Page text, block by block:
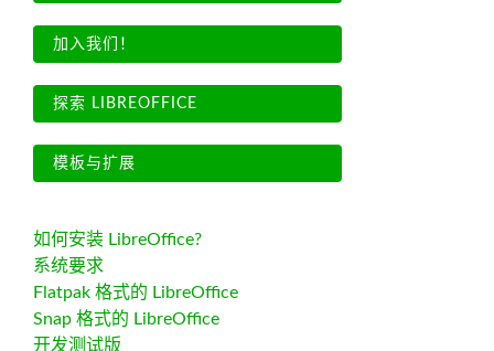
加入我们！
探索 LIBREOFFICE
模板与扩展
如何安装 LibreOffice?
系统要求
Flatpak 格式的 LibreOffice
Snap 格式的 LibreOffice
开发测试版